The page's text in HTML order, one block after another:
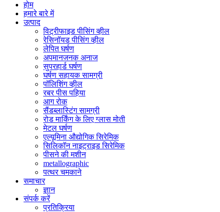
होम
हमारे बारे में
उत्पाद
विट्रीफाइड पीसिंग व्हील
रेसिनॉयड पीसिंग व्हील
लेपित घर्षण
अपमानजनक अनाज
सुपरहार्ड घर्षण
घर्षण सहायक सामग्री
पॉलिशिंग व्हील
रबर पीस पहिया
आग रोक
सैंडब्लास्टिंग सामग्री
रोड मार्किंग के लिए ग्लास मोती
मेटल घर्षण
एल्यूमिना औद्योगिक सिरेमिक
सिलिकॉन नाइट्राइड सिरेमिक
पीसने की मशीन
metallographic
पत्थर चमकाने
समाचार
ज्ञान
संपर्क करें
प्रतिक्रिया